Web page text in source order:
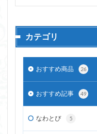
カテゴリ
おすすめ商品 26
おすすめ記事 49
なわとび 5